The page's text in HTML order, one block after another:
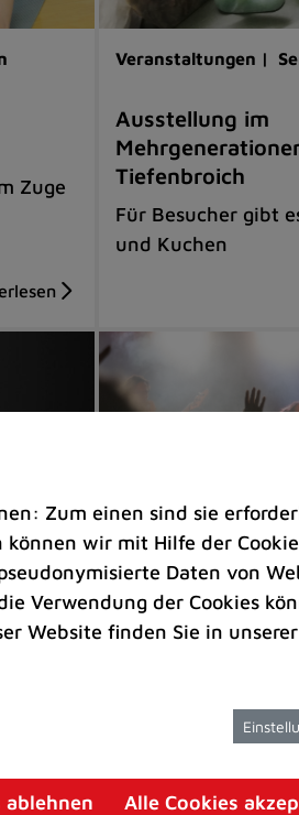
Zuge
Veranstaltungen |
Ausstellung im
Tiefenbroich
Für Besucher gibt
und Kuchen
Veranstaltungen
„Manege
Internationale
und starke Acts
am 17. Oktober in
Zum einen sind sie
wir mit Hilfe der
Daten von
Verwendung der Cookies
Website finden Sie in unserer
ablehnen Alle Cookies